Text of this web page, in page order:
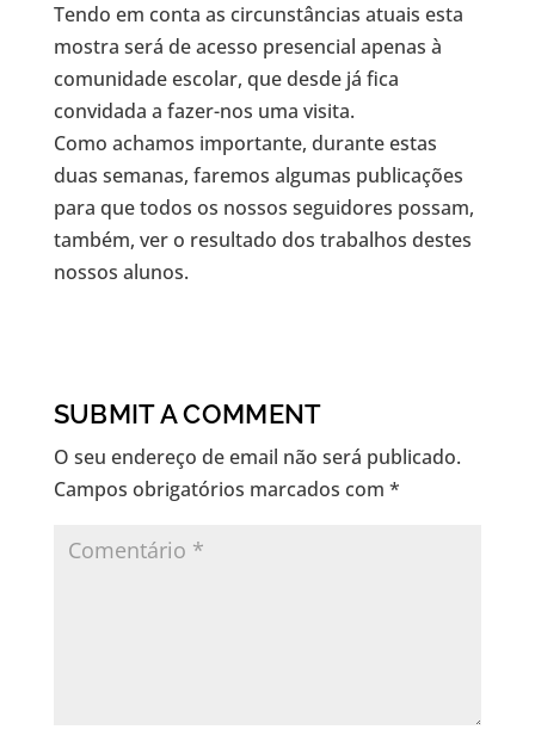
Tendo em conta as circunstâncias atuais esta
mostra será de acesso presencial apenas à
comunidade escolar, que desde já fica
convidada a fazer-nos uma visita.
Como achamos importante, durante estas
duas semanas, faremos algumas publicações
para que todos os nossos seguidores possam,
também, ver o resultado dos trabalhos destes
nossos alunos.
SUBMIT A COMMENT
O seu endereço de email não será publicado.
Campos obrigatórios marcados com *